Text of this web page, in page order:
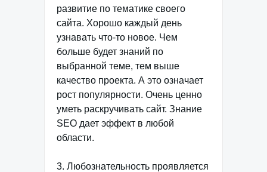
развитие по тематике своего
сайта. Хорошо каждый день
узнавать что-то новое. Чем
больше будет знаний по
выбранной теме, тем выше
качество проекта. А это означает
рост популярности. Очень ценно
уметь раскручивать сайт. Знание
SEO дает эффект в любой
области.
3. Любознательность проявляется